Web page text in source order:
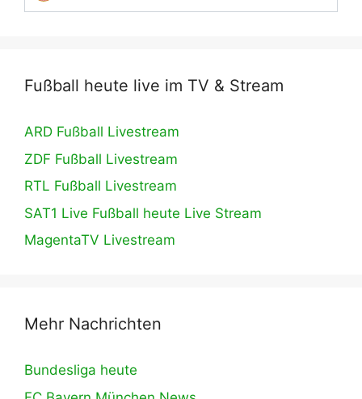
Fußball heute live im TV & Stream
ARD Fußball Livestream
ZDF Fußball Livestream
RTL Fußball Livestream
SAT1 Live Fußball heute Live Stream
MagentaTV Livestream
Mehr Nachrichten
Bundesliga heute